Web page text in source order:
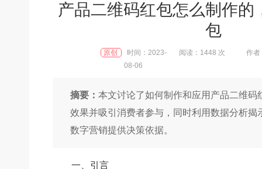
产品二维码红包怎么制作的
包
原创
时间：2023-
08-06
阅读：1448 次 作
摘要： 本文讨论了如何制作和应用产品二维码
效果并吸引消费者参与，同时利用数据分析揭
数字营销提供决策依据。
一、引言